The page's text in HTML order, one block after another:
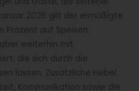
2026 gilt der ermäßigte
Prozent auf Speisen.
weiterhin mit
die sich durch die
lassen. Zusätzliche Hebel
Kommunikation sowie die